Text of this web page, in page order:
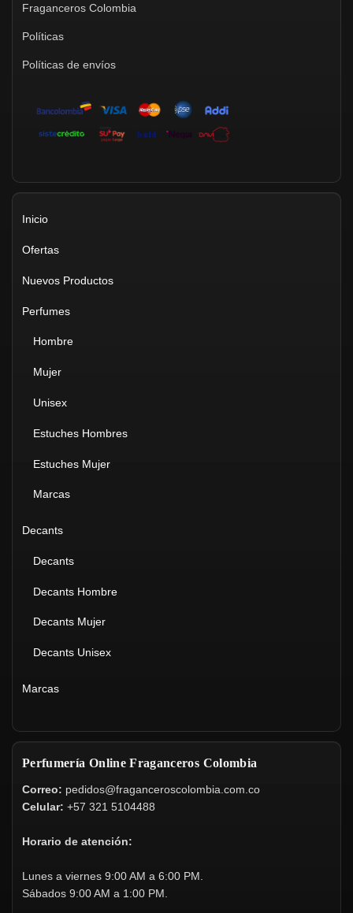
Fraganceros Colombia
Políticas
Políticas de envíos
Inicio
Ofertas
Nuevos Productos
Perfumes
Hombre
Mujer
Unisex
Estuches Hombres
Estuches Mujer
Marcas
Decants
Decants
Decants Hombre
Decants Mujer
Decants Unisex
Marcas
Perfumería Online Fraganceros Colombia
Correo: pedidos@fraganceroscolombia.com.co
Celular: +57 321 5104488
Horario de atención:
Lunes a viernes 9:00 AM a 6:00 PM.
Sábados 9:00 AM a 1:00 PM.